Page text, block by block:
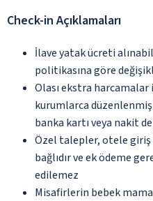
Check-in Açıklamaları
İlave yatak ücreti
politikasına göre
Olası ekstra
kurumlarca
banka kartı veya nakit
Özel talepler, otele giriş
bağlıdır ve ek ödeme
edilemez
Misafirlerin bebek